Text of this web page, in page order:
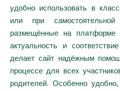
удобно использовать в
или при
размещённые на платформе
актуальность и
делает сайт надёжным
процессе для всех
родителей. Особенно